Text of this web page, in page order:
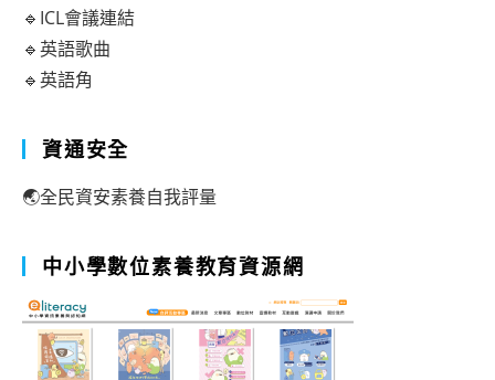
🔹ICL會議連結
🔹英語歌曲
🔹英語角
資通安全
🌏全民資安素養自我評量
中小學數位素養教育資源網